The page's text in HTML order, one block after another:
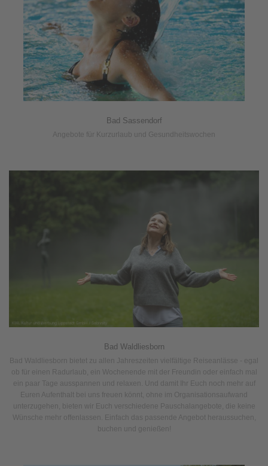
Bad Sassendorf
Angebote für Kurzurlaub und Gesundheitswochen
Bad Waldliesborn
Bad Waldliesborn bietet zu allen Jahreszeiten vielfältige Reiseanlässe - egal
ob für einen Radurlaub, ein Wochenende mit der Freundin oder einfach mal
ein paar Tage ausspannen und relaxen. Und damit Ihr Euch noch mehr auf
Euren Aufenthalt bei uns freuen könnt, ohne im Organisationsaufwand
unterzugehen, bieten wir Euch verschiedene Pauschalangebote, die keine
Wünsche mehr offenlassen. Einfach das passende Angebot heraussuchen,
buchen und genießen!